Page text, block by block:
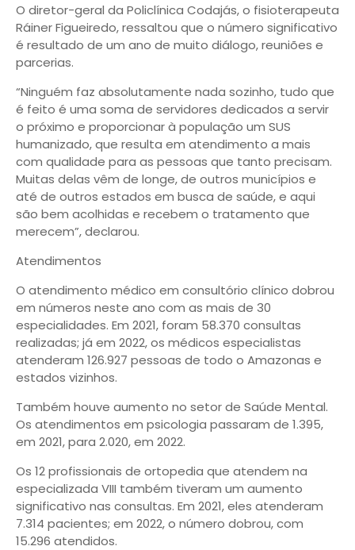
O diretor-geral da Policlínica Codajás, o fisioterapeuta
Ráiner Figueiredo, ressaltou que o número significativo
é resultado de um ano de muito diálogo, reuniões e
parcerias.
“Ninguém faz absolutamente nada sozinho, tudo que
é feito é uma soma de servidores dedicados a servir
o próximo e proporcionar à população um SUS
humanizado, que resulta em atendimento a mais
com qualidade para as pessoas que tanto precisam.
Muitas delas vêm de longe, de outros municípios e
até de outros estados em busca de saúde, e aqui
são bem acolhidas e recebem o tratamento que
merecem”, declarou.
Atendimentos
O atendimento médico em consultório clínico dobrou
em números neste ano com as mais de 30
especialidades. Em 2021, foram 58.370 consultas
realizadas; já em 2022, os médicos especialistas
atenderam 126.927 pessoas de todo o Amazonas e
estados vizinhos.
Também houve aumento no setor de Saúde Mental.
Os atendimentos em psicologia passaram de 1.395,
em 2021, para 2.020, em 2022.
Os 12 profissionais de ortopedia que atendem na
especializada VIII também tiveram um aumento
significativo nas consultas. Em 2021, eles atenderam
7.314 pacientes; em 2022, o número dobrou, com
15.296 atendidos.